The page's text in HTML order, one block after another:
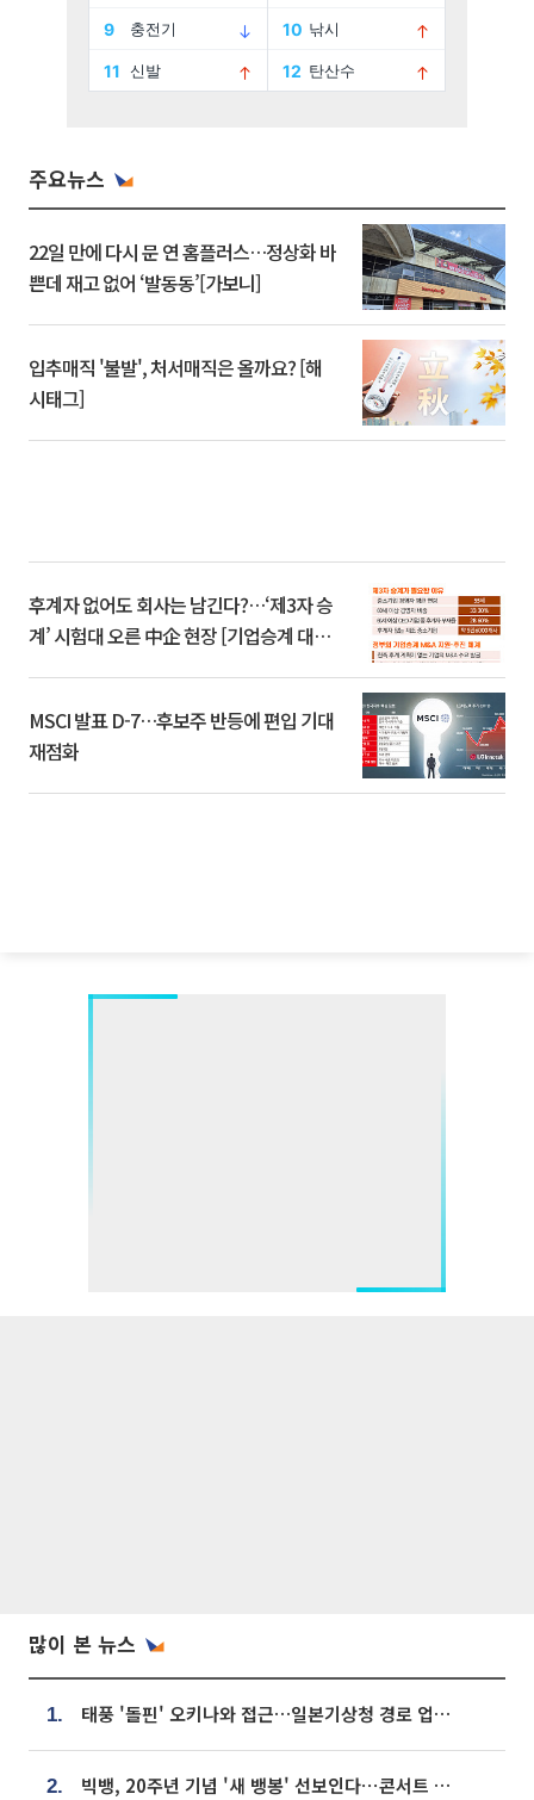
주요뉴스
22일 만에 다시 문 연 홈플러스…정상화 바
쁜데 재고 없어 ‘발동동’[가보니]
입추매직 '불발', 처서매직은 올까요? [해
시태그]
후계자 없어도 회사는 남긴다?…‘제3자 승
계’ 시험대 오른 中企 현장 [기업승계 대전
MSCI 발표 D-7…후보주 반등에 편입 기대
재점화
많이 본 뉴스
1. 태풍 '돌핀' 오키나와 접근…일본기상청 경로 업데이트
2. 빅뱅, 20주년 기념 '새 뱅봉' 선보인다⋯콘서트 앞두고 팝업 개최